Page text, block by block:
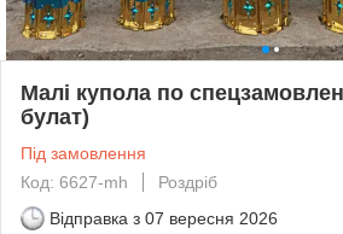
Малі купола по
булат)
Під замовлення
Код: 6627-mh
Роздріб
Відправка з 07 вересня 2026